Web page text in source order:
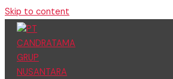
Skip to content